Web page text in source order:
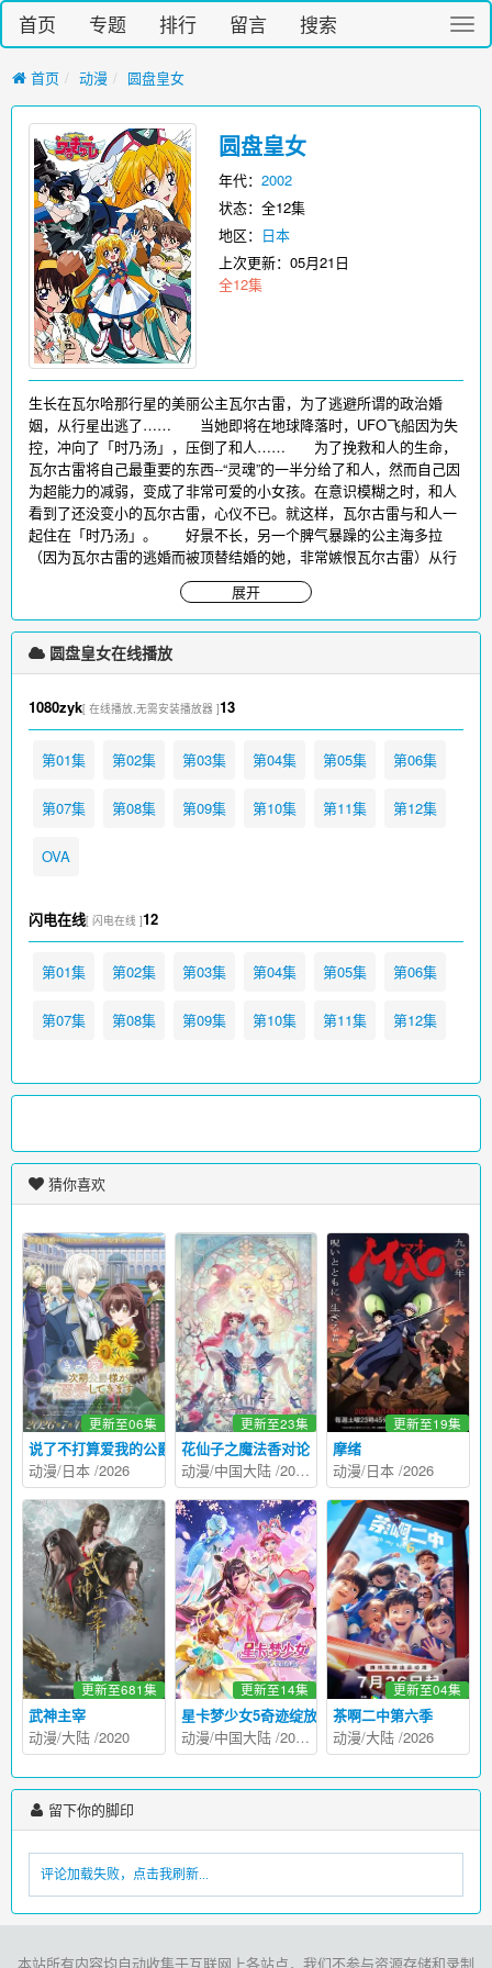
切
换
首页 专题 排行 留言 搜索
首页 动漫 圆盘皇女
圆盘皇女
年代：2002
状态：全12集
地区： 日本
上次更新：05月21日
全12集
展开
生长在瓦尔哈那行星的美丽公主瓦尔古雷，为了逃避所谓的政治婚
姻，从行星出逃了…… 当她即将在地球降落时，UFO飞船因为失
控，冲向了「时乃汤」，压倒了和人…… 为了挽救和人的生命，
瓦尔古雷将自己最重要的东西--“灵魂”的一半分给了和人，然而自己因
为超能力的减弱，变成了非常可爱的小女孩。在意识模糊之时，和人
看到了还没变小的瓦尔古雷，心仪不已。就这样，瓦尔古雷与和人一
起住在「时乃汤」。 好景不长，另一个脾气暴躁的公主海多拉
（因为瓦尔古雷的逃婚而被顶替结婚的她，非常嫉恨瓦尔古雷）从行
星跑出来寻找瓦尔古雷，也来到了地球。同样，她降落地球时也把秋
菜的七弧神社给撞烂了。（也难怪，秋菜后来那么对付她）终于，她
发现了瓦尔古雷的行踪，但这时，和人带着瓦尔古雷逃跑了……
可是最后，他们还是被海多拉找到了。两人被海多拉发出的冲击波击
中，倒在地上。关键时刻，和人吻了瓦尔古雷……...
圆盘皇女在线播放
1080zyk[ 在线播放,无需安装播放器 ]13
第01集 第02集 第03集 第04集 第05集 第06集
第07集 第08集 第09集 第10集 第11集 第12集
OVA
闪电在线[ 闪电在线 ]12
第01集 第02集 第03集 第04集 第05集 第06集
第07集 第08集 第09集 第10集 第11集 第12集
猜你喜欢
说了不打算爱我的公爵继承人，不知为何对我宠爱有加
更新至06集
动漫/日本 /2026
花仙子之魔法香对论
更新至23集
动漫/中国大陆/2026
摩绪
更新至19集
动漫/日本 /2026
武神主宰
更新至681集
动漫/大陆 /2020
星卡梦少女5奇迹绽放
更新至14集
动漫/中国大陆/2026
茶啊二中第六季
更新至04集
动漫/大陆 /2026
留下你的脚印
评论加载失败，点击我刷新...
本站所有内容均自动收集于互联网上各站点，我们不参与资源存储和录制